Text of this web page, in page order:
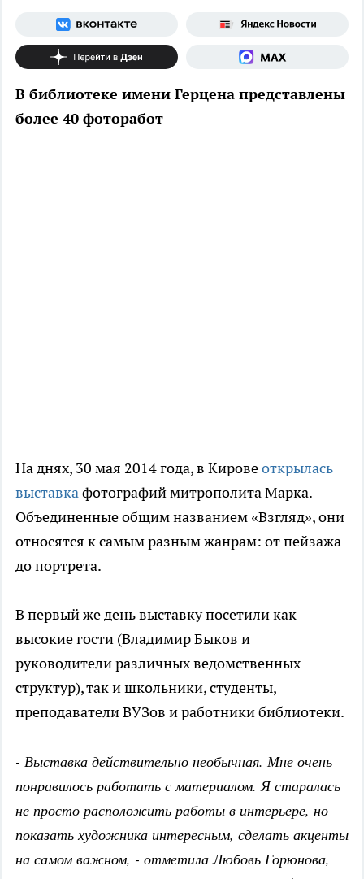
В библиотеке имени Герцена представлены
более 40 фоторабот
На днях, 30 мая 2014 года, в Кировеоткрылась
выставкафотографий митрополита Марка.
Объединенные общим названием «Взгляд», они
относятся к самым разным жанрам: от пейзажа
до портрета.
В первый же день выставку посетили как
высокие гости (Владимир Быков и
руководители различных ведомственных
структур), так и школьники, студенты,
преподаватели ВУЗов и работники библиотеки.
- Выставка действительно необычная. Мне очень
понравилось работать с материалом. Я старалась
не просто расположить работы в интерьере, но
показать художника интересным, сделать акценты
на самом важном, - отметила Любовь Горюнова,